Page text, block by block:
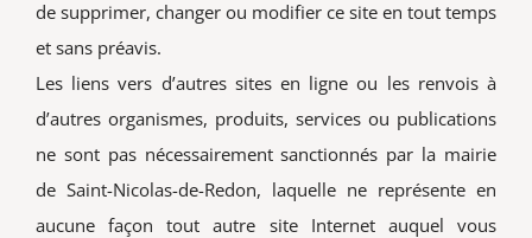
de supprimer, changer ou modifier ce site en tout temps
et sans préavis.
Les liens vers d’autres sites en ligne ou les renvois à
d’autres organismes, produits, services ou publications
ne sont pas nécessairement sanctionnés par la mairie
de Saint-Nicolas-de-Redon, laquelle ne représente en
aucune façon tout autre site Internet auquel vous